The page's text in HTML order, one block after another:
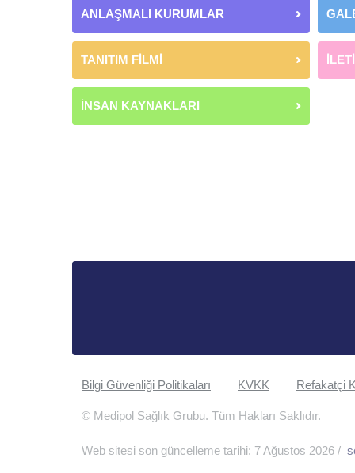
ANLAŞMALI KURUMLAR
TANITIM FİLMİ
İNSAN KAYNAKLARI
Bilgi Güvenliği Politikaları KVKK Refakatçi
© Medipol Sağlık Grubu. Tüm Hakları Saklıdır.
Web sitesi son güncelleme tarihi: 7 Ağustos 2026 /